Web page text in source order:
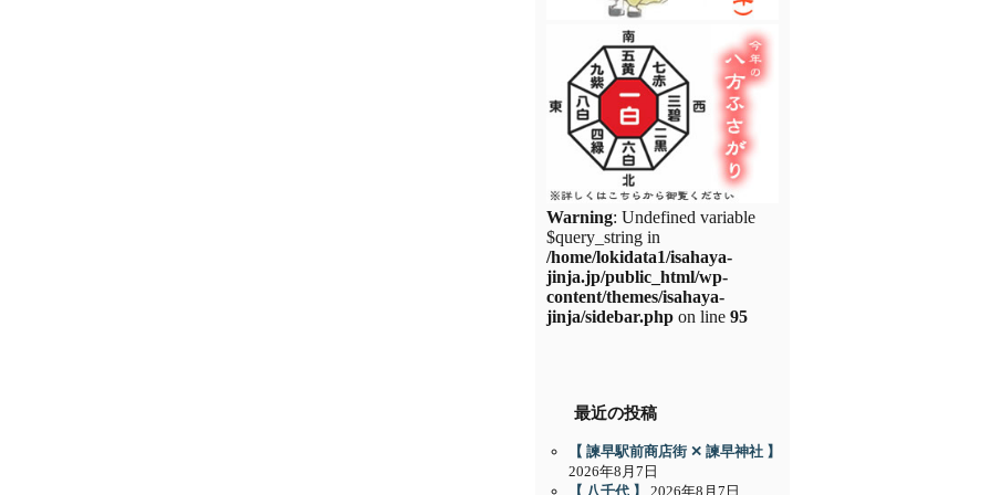
Warning: Undefined variable
$query_string in
/home/lokidata1/isahaya-
jinja.jp/public_html/wp-
content/themes/isahaya-
jinja/sidebar.php on line 95
最近の投稿
【 諫早駅前商店街 ✕ 諫早神社 】
2026年8月7日
【 八千代 】
2026年8月7日